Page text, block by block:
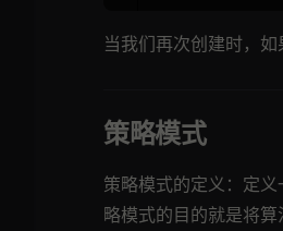
当我们再次创建时，
策略模式
策略模式的定义：定
略模式的目的就是将